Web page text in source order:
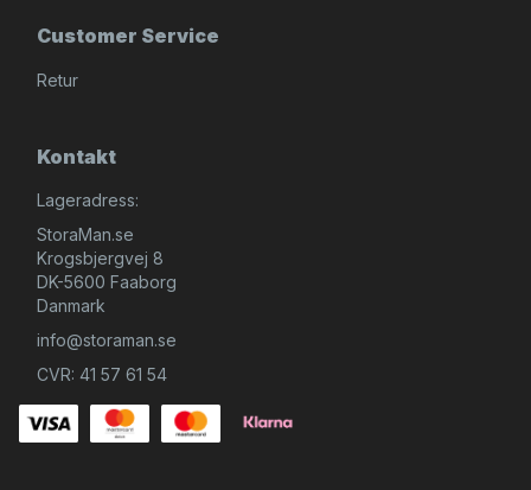
Customer Service
Retur
Kontakt
Lageradress:
StoraMan.se
Krogsbjergvej 8
DK-5600 Faaborg
Danmark
info@storaman.se
CVR: 41 57 61 54